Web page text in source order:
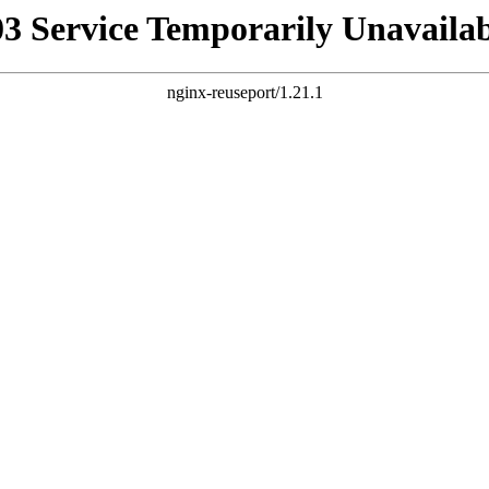
Service Temporarily
nginx-reuseport/1.21.1